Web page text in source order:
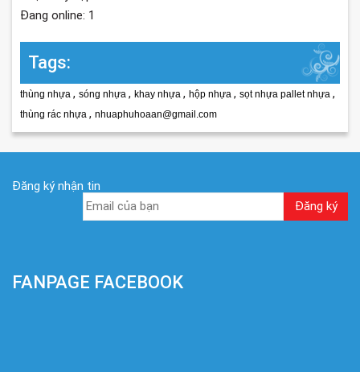
Đang online: 1
Tags:
thùng nhựa , sóng nhựa , khay nhựa , hộp nhựa , sọt nhựa pallet nhựa ,
thùng rác nhựa , nhuaphuhoaan@gmail.com
Đăng ký nhận tin
FANPAGE FACEBOOK